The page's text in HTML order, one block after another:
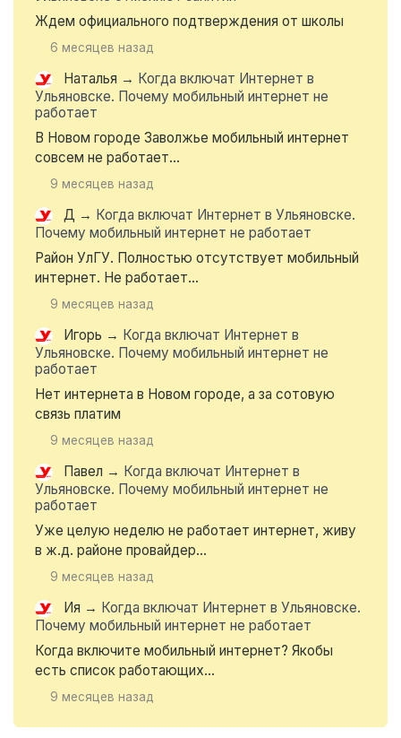
Ждем официального подтверждения от школы
6 месяцев назад
Наталья → Когда включат Интернет в
Ульяновске. Почему мобильный интернет не
работает
В Новом городе Заволжье мобильный интернет
совсем не работает...
9 месяцев назад
Д → Когда включат Интернет в Ульяновске.
Почему мобильный интернет не работает
Район УлГУ. Полностью отсутствует мобильный
интернет. Не работает...
9 месяцев назад
Игорь → Когда включат Интернет в
Ульяновске. Почему мобильный интернет не
работает
Нет интернета в Новом городе, а за сотовую
связь платим
9 месяцев назад
Павел → Когда включат Интернет в
Ульяновске. Почему мобильный интернет не
работает
Уже целую неделю не работает интернет, живу
в ж.д. районе провайдер...
9 месяцев назад
Ия → Когда включат Интернет в Ульяновске.
Почему мобильный интернет не работает
Когда включите мобильный интернет? Якобы
есть список работающих...
9 месяцев назад